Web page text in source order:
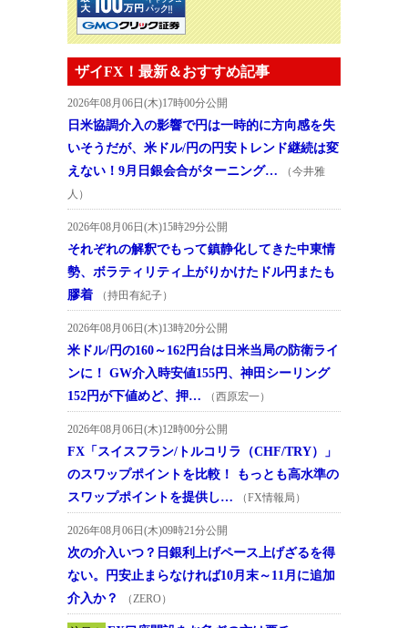
ザイFX！最新＆おすすめ記事
2026年08月06日(木)17時00分公開
日米協調介入の影響で円は一時的に方向感を失
いそうだが、米ドル/円の円安トレンド継続は変
えない！9月日銀会合がターニング…
（今井雅
人）
2026年08月06日(木)15時29分公開
それぞれの解釈でもって鎮静化してきた中東情
勢、ボラティリティ上がりかけたドル円またも
膠着
（持田有紀子）
2026年08月06日(木)13時20分公開
米ドル/円の160～162円台は日米当局の防衛ライ
ンに！ GW介入時安値155円、神田シーリング
152円が下値めど、押…
（西原宏一）
2026年08月06日(木)12時00分公開
FX「スイスフラン/トルコリラ（CHF/TRY）」
のスワップポイントを比較！ もっとも高水準の
スワップポイントを提供し…
（FX情報局）
2026年08月06日(木)09時21分公開
次の介入いつ？日銀利上げペース上げざるを得
ない。円安止まらなければ10月末～11月に追加
介入か？
（ZERO）